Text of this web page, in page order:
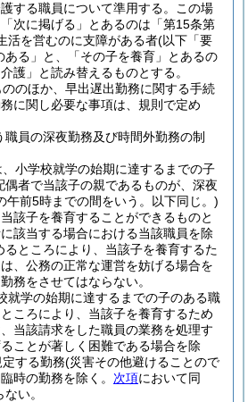
する職員について準用する。
この場
次に掲げる」とあるのは「第15条第
活を営むのに支障がある者(以下「要
ある」と、「その子を養育」とあるの
護」と読み替えるものとする。
のほか、早出遅出勤務に関する手続
に関し必要な事項は、規則で定め
員の深夜勤務及び時間外勤務の制
小学校就学の始期に達するまでの子
偶者で当該子の親であるものが、深夜
午前5時までの間をいう。以下同じ。)
該子を養育することができるものと
該当する場合における当該職員を除
るところにより、当該子を養育するた
、公務の正常な運営を妨げる場合を
務をさせてはならない。
就学の始期に達するまでの子のある職
ころにより、当該子を養育するため
当該請求をした職員の業務を処理す
ことが著しく困難である場合を除
定する勤務(災害その他避けることので
時の勤務を除く。 次項において同
い。